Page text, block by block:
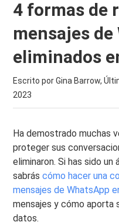
4 formas de
mensajes de
eliminados
Escrito por Gina Barrow,
2023
Ha demostrado muchas
proteger sus
eliminaron. Si has sido un
sabráscómo hacer una
mensajes de WhatsApp
mensajes y cómo aporta
datos.